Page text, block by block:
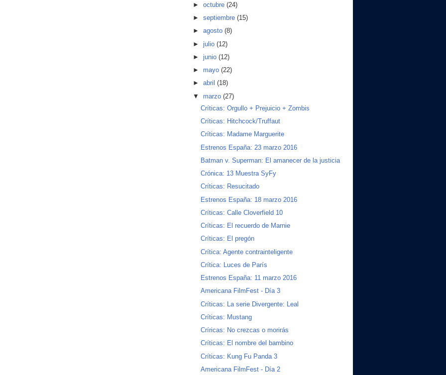
► octubre (24)
► septiembre (15)
► agosto (8)
► julio (12)
► junio (12)
► mayo (22)
► abril (18)
▼ marzo (27)
Críticas: Orgullo + Prejuicio + Zombis
Críticas: Hitchcock/Truffaut
Críticas: Madame Marguerite
Estrenos España: 23 marzo 2016
Batman v. Superman: El amanecer de la justicia
Crónica: 13 Muestra SyFy
Críticas: Resucitado
Estrenos España: 18 marzo 2016
Críticas: Calle Cloverfield 10
Críticas: El recuerdo de Marnie
Críticas: El pregón
Crítica: Agente contrainteligente
Crítica: Luces de París
Estrenos España: 11 marzo 2016
Americana FilmFest - Día 3
Críticas: La serie Divergente: Leal
Críticas: Mustang
Críricas: No crezcas o morirás
Críticas: El nombre del bambino
Críticas: Kung Fu Panda 3
Americana FilmFest - Día 2